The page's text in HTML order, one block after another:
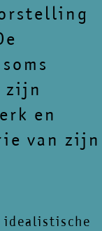
zijn
en
van zijn
idealistische